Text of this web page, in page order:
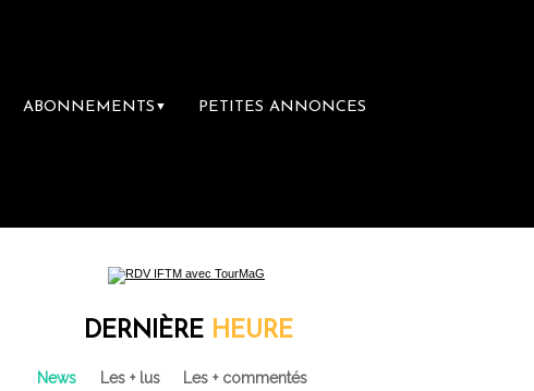
ABONNEMENTS ▼ PETITES ANNONCES
DERNIÈRE HEURE
News Les + lus Les + commentés